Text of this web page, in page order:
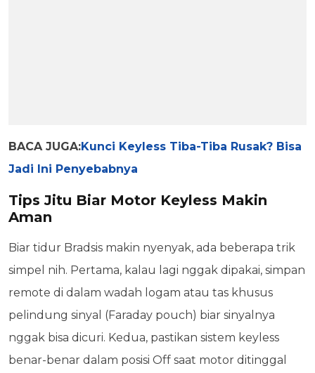
BACA JUGA:Kunci Keyless Tiba-Tiba Rusak? Bisa
Jadi Ini Penyebabnya
Tips Jitu Biar Motor Keyless Makin
Aman
Biar tidur Bradsis makin nyenyak, ada beberapa trik
simpel nih. Pertama, kalau lagi nggak dipakai, simpan
remote di dalam wadah logam atau tas khusus
pelindung sinyal (Faraday pouch) biar sinyalnya
nggak bisa dicuri. Kedua, pastikan sistem keyless
benar-benar dalam posisi Off saat motor ditinggal